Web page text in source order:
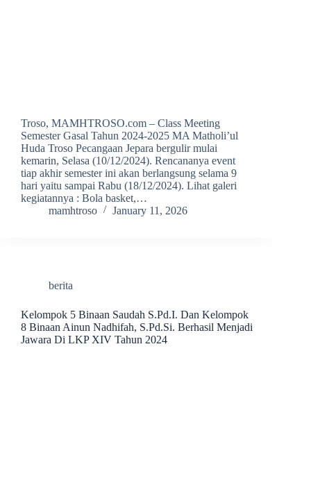
Troso, MAMHTROSO.com – Class Meeting
Semester Gasal Tahun 2024-2025 MA Matholi’ul
Huda Troso Pecangaan Jepara bergulir mulai
kemarin, Selasa (10/12/2024). Rencananya event
tiap akhir semester ini akan berlangsung selama 9
hari yaitu sampai Rabu (18/12/2024). Lihat galeri
kegiatannya : Bola basket,…
mamhtroso
January 11, 2026
berita
Kelompok 5 Binaan Saudah S.Pd.I. Dan Kelompok
8 Binaan Ainun Nadhifah, S.Pd.Si. Berhasil Menjadi
Jawara Di LKP XIV Tahun 2024